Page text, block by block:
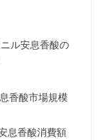
ル安息香酸の
香酸市場規模
息香酸消費額